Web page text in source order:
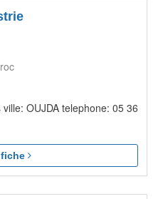
OUJDA telephone: 05 36